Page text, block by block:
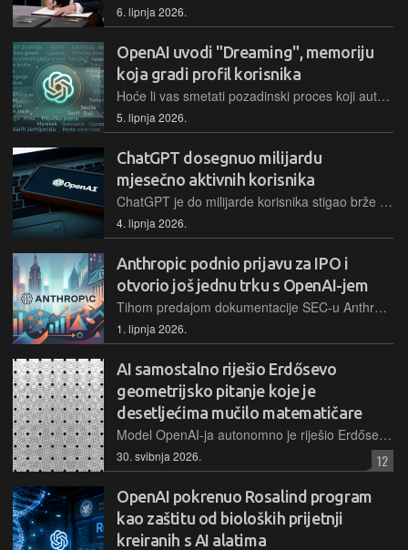
6. lipnja 2026.
OpenAI uvodi "Dreaming", memoriju
koja gradi profil korisnika
Hoće li vas smetati pozadinski proces koji automatski, bez izričitog naloga, sintetizira ono što ChatGPT zna o vama iz svih razgovora i kroz višegodišnji period?
5. lipnja 2026.
ChatGPT dosegnuo milijardu
mjesečno aktivnih korisnika
ChatGPT je do milijarde korisnika stigao brže od Google Mapsa, TikToka, Instagrama i YouTubea
4. lipnja 2026.
Anthropic podnio prijavu za IPO i
otvorio još jednu trku s OpenAI-jem
Tihom predajom dokumentacije SEC-u Anthropic je pretekao OpenAI u utrci prema burzi, gdje prvi izlazak postavlja valuacijsku prednost.
1. lipnja 2026.
AI samostalno riješio Erdősevo
geometrijsko pitanje koje je
desetljećima mučilo matematičare
Model OpenAI-ja autonomno je riješio Erdősev problem jedinične udaljenosti u ravnini, otkrivši neočekivane veze s algebarskom teorijom brojeva i označivši novu eru suradnje ljudi i AI-ja
30. svibnja 2026. 12
OpenAI pokrenuo Rosalind program
kao zaštitu od bioloških prijetnji
kreiranih s AI alatima